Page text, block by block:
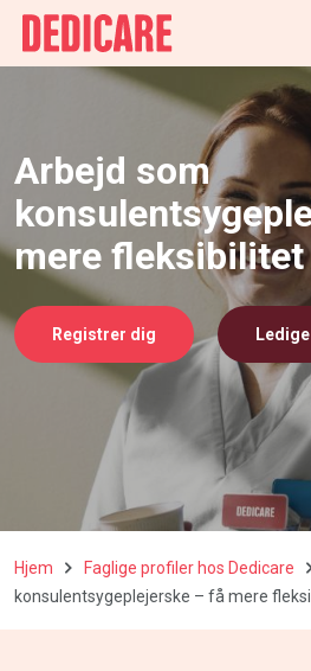
Arbejd som
mere
Registrer dig
Hjem Faglige profiler hos Dedicare
konsulentsygeplejerske – få mere